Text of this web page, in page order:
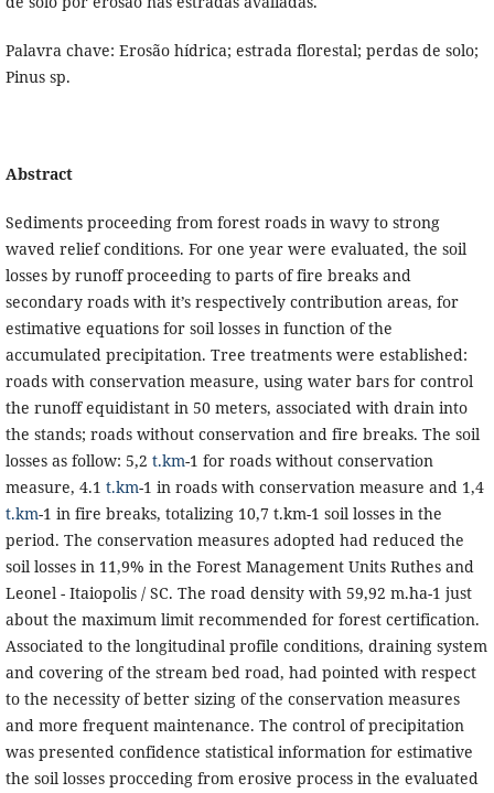
Palavra chave: Erosão hídrica; estrada florestal; perdas de solo;
Pinus sp.
Abstract
Sediments proceeding from forest roads in wavy to strong
waved relief conditions. For one year were evaluated, the soil
losses by runoff proceeding to parts of fire breaks and
secondary roads with it’s respectively contribution areas, for
estimative equations for soil losses in function of the
accumulated precipitation. Tree treatments were established:
roads with conservation measure, using water bars for control
the runoff equidistant in 50 meters, associated with drain into
the stands; roads without conservation and fire breaks. The soil
losses as follow: 5,2 t.km-1 for roads without conservation
measure, 4.1 t.km-1 in roads with conservation measure and 1,4
t.km-1 in fire breaks, totalizing 10,7 t.km-1 soil losses in the
period. The conservation measures adopted had reduced the
soil losses in 11,9% in the Forest Management Units Ruthes and
Leonel - Itaiopolis / SC. The road density with 59,92 m.ha-1 just
about the maximum limit recommended for forest certification.
Associated to the longitudinal profile conditions, draining system
and covering of the stream bed road, had pointed with respect
to the necessity of better sizing of the conservation measures
and more frequent maintenance. The control of precipitation
was presented confidence statistical information for estimative
the soil losses procceding from erosive process in the evaluated